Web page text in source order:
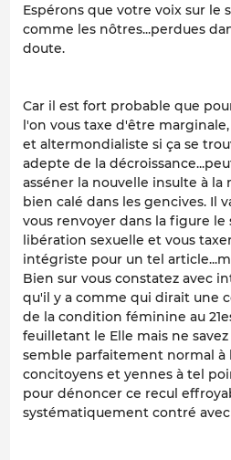
Espérons que votre voix sur le
comme les nôtres...perdues
doute.
Car il est fort probable que
l'on vous taxe d'être
et altermondialiste si ça se
adepte de la
asséner la nouvelle insulte à la
bien calé dans les gencives. Il
vous renvoyer dans la figure le
libération sexuelle et vous
intégriste pour un tel
Bien sur vous constatez avec
qu'il y a comme qui dirait une
de la condition féminine au
feuilletant le Elle mais ne
semble parfaitement normal à
concitoyens et yennes à tel
pour dénoncer ce recul
systématiquement contré